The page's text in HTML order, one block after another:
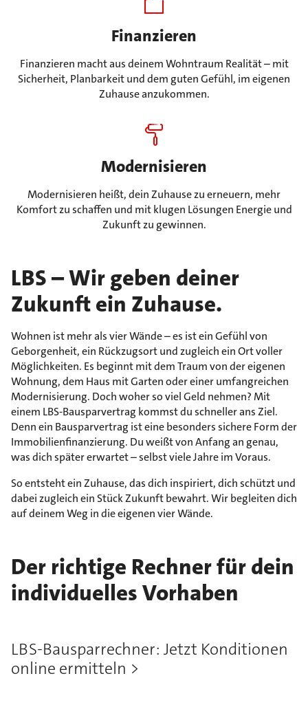
Finanzieren
Finanzieren macht aus deinem Wohntraum Realität – mit
Sicherheit, Planbarkeit und dem guten Gefühl, im eigenen
Zuhause anzukommen.
Modernisieren
Modernisieren heißt, dein Zuhause zu erneuern, mehr
Komfort zu schaffen und mit klugen Lösungen Energie und
Zukunft zu gewinnen.
LBS – Wir geben deiner
Zukunft ein Zuhause.
Wohnen ist mehr als vier Wände – es ist ein Gefühl von
Geborgenheit, ein Rückzugsort und zugleich ein Ort voller
Möglichkeiten. Es beginnt mit dem Traum von der eigenen
Wohnung, dem Haus mit Garten oder einer umfangreichen
Modernisierung. Doch woher so viel Geld nehmen? Mit
einem LBS-Bausparvertrag kommst du schneller ans Ziel.
Denn ein Bausparvertrag ist eine besonders sichere Form der
Immobilienfinanzierung. Du weißt von Anfang an genau,
was dich später erwartet – selbst viele Jahre im Voraus.
So entsteht ein Zuhause, das dich inspiriert, dich schützt und
dabei zugleich ein Stück Zukunft bewahrt. Wir begleiten dich
auf deinem Weg in die eigenen vier Wände.
Der richtige Rechner für dein
individuelles Vorhaben
LBS-Bausparrechner: Jetzt Konditionen
online ermitteln